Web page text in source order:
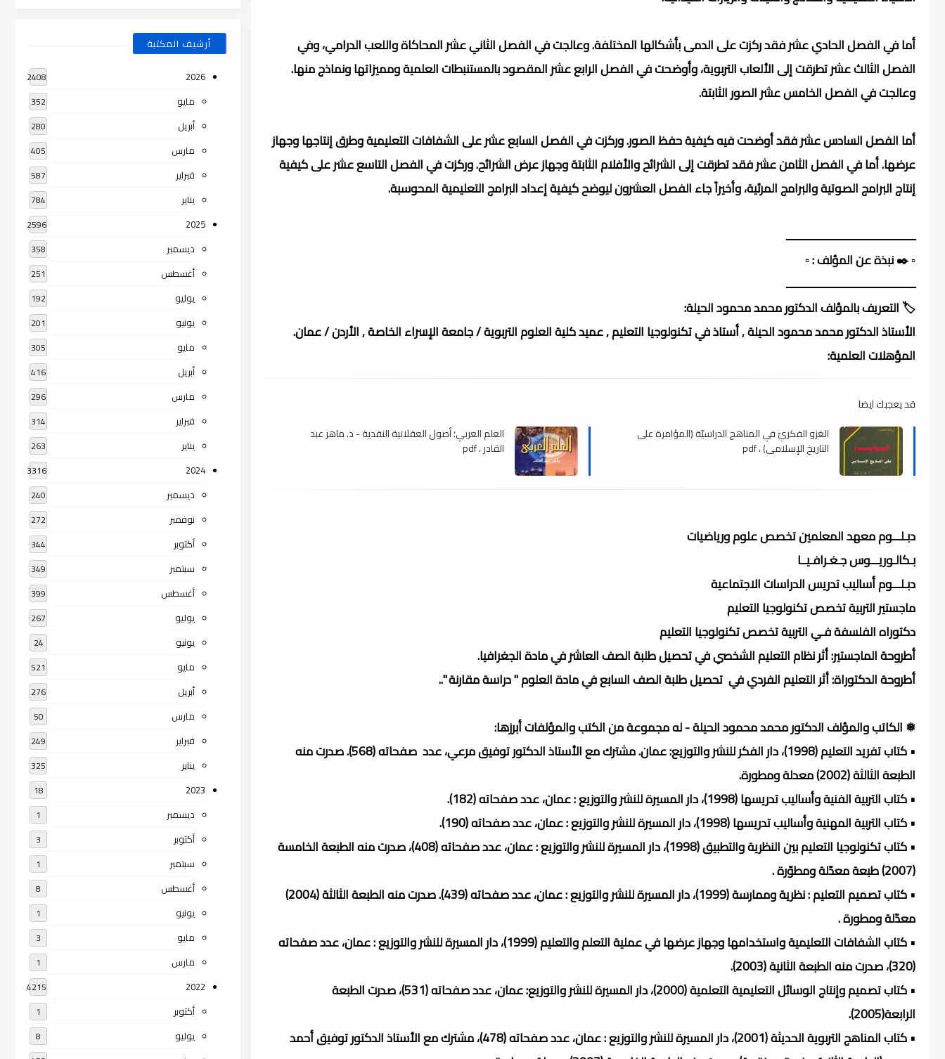
أما في الفصل الحادي عشر فقد ركزت على الدمى بأشكالها المختلفة. وعالجت في الفصل الثاني عشر المحاكاة واللعب الدرامي، وفي
الفصل الثالث عشر تطرقت إلى الألعاب التربوية، وأوضحت في الفصل الرابع عشر المقصود بالمستنبطات العلمية ومميزاتها ونماذج منها.
وعالجت في الفصل الخامس عشر الصور الثابتة.
أما الفصل السادس عشر فقد أوضحت فيه كيفية حفظ الصور. وركزت في الفصل السابع عشر على الشفافات التعليمية وطرق إنتاجها وجهاز
عرضها. أما في الفصل الثامن عشر فقد تطرقت إلى الشرائح والأفلام الثابتة وجهاز عرض الشرائح. وركزت في الفصل التاسع عشر على كيفية
إنتاج البرامج الصوتية والبرامج المرئية، وأخيراً جاء الفصل العشرون ليوضح كيفية إعداد البرامج التعليمية المحوسبة.
ــــــــــــــــــــــــــــــــــــــــــــــ
▫️ ✒️ نبذة عن المؤلف : ▫️
ــــــــــــــــــــــــــــــــــــــــــــــ
🏷️ التعريف بالمؤلف الدكتور محمد محمود الحيلة:
الأستاذ الدكتور محمد محمود الحيلة , أستاذ في تكنولوجيا التعليم , عميد كلية العلوم التربوية / جامعة الإسراء الخاصة , الأردن / عمان.
المؤهلات العلمية:
قد يعجبك ايضا
الغزو الفكريّ في المناهج الدراسيّة (المؤامرة على
التاريخ الإسلامي) ، pdf
العلم العربي؛ أصول العقلانية النقدية - د. ماهر عبد
القادر ، pdf
دبـلـــوم معهد المعلمين تخصص علوم ورياضيات
بـكالـوريـــوس جـغـرافـيــا
دبـلـــوم أساليب تدريس الدراسات الاجتماعية
ماجستير التربية تخصص تكنولوجيا التعليم
دكتوراه الفلسفة فـي التربية تخصص تكنولوجيا التعليم
أطروحة الماجستير: أثر نظام التعليم الشخصي في تحصيل طلبة الصف العاشر في مادة الجغرافيا.
أطروحة الدكتوراة: أثر التعليم الفردي في تحصيل طلبة الصف السابع في مادة العلوم " دراسة مقارنة "..
❅ الكاتب والمؤلف الدكتور محمد محمود الحيلة - له مجموعة من الكتب والمؤلفات أبرزها:
• كتاب تفريد التعليم (1998)، دار الفكر للنشر والتوزيع: عمان. مشترك مع الأستاذ الدكتور توفيق مرعي، عدد صفحاته (568). صدرت منه
الطبعة الثالثة (2002) معدلة ومطورة.
• كتاب التربية الفنية وأساليب تدريسها (1998)، دار المسيرة للنشر والتوزيع : عمان، عدد صفحاته (182).
• كتاب التربية المهنية وأساليب تدريسها (1998)، دار المسيرة للنشر والتوزيع : عمان، عدد صفحاته (190).
• كتاب تكنولوجيا التعليم بين النظرية والتطبيق (1998)، دار المسيرة للنشر والتوزيع : عمان، عدد صفحاته (408)، صدرت منه الطبعة الخامسة
(2007) طبعة معدّلة ومطوّرة .
• كتاب تصميم التعليم : نظرية وممارسة (1999)، دار المسيرة للنشر والتوزيع : عمان، عدد صفحاته (439). صدرت منه الطبعة الثالثة (2004)
معدّلة ومطورة .
• كتاب الشفافات التعليمية واستخدامها وجهاز عرضها في عملية التعلم والتعليم (1999)، دار المسيرة للنشر والتوزيع : عمان، عدد صفحاته
(320)، صدرت منه الطبعة الثانية (2003).
• كتاب تصميم وإنتاج الوسائل التعليمية التعلمية (2000)، دار المسيرة للنشر والتوزيع: عمان، عدد صفحاته (531)، صدرت الطبعة
الرابعة(2005).
• كتاب المناهج التربوية الحديثة (2001)، دار المسيرة للنشر والتوزيع : عمان، عدد صفحاته (478)، مشترك مع الأستاذ الدكتور توفيق أحمد
أرشيف المكتبة
2026
2408
مايو 352
أبريل 280
مارس 405
فبراير 587
يناير 784
2025
2596
ديسمبر 358
أغسطس 251
يوليو 192
يونيو 201
مايو 305
أبريل 416
مارس 296
فبراير 314
يناير 263
2024
3316
ديسمبر 240
نوفمبر 272
أكتوبر 344
سبتمبر 349
أغسطس 399
يوليو 267
يونيو 24
مايو 521
أبريل 276
مارس 50
فبراير 249
يناير 325
2023
18
ديسمبر 1
أكتوبر 3
سبتمبر 1
أغسطس 8
يونيو 1
مايو 3
مارس 1
2022
4215
أكتوبر 1
يوليو 8